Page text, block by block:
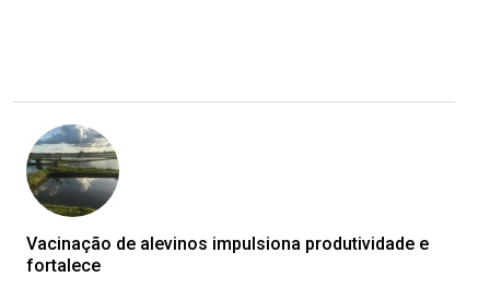
Vacinação de alevinos impulsiona produtividade e
fortalece